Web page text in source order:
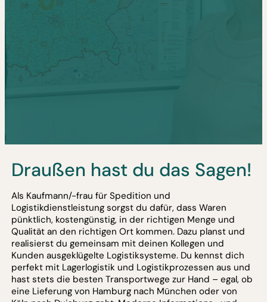
Draußen hast du das Sagen!
Als Kaufmann/-frau für Spedition und
Logistikdienstleistung sorgst du dafür, dass Waren
pünktlich, kostengünstig, in der richtigen Menge und
Qualität an den richtigen Ort kommen. Dazu planst und
realisierst du gemeinsam mit deinen Kollegen und
Kunden ausgeklügelte Logistiksysteme. Du kennst dich
perfekt mit Lagerlogistik und Logistikprozessen aus und
hast stets die besten Transportwege zur Hand – egal, ob
eine Lieferung von Hamburg nach München oder von